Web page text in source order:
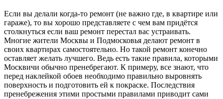
Если вы делали когда-то ремонт (не важно где, в квартире или
гараже), то вы хорошо представляете с чем вам придётся
столкнуться если ваш ремонт перестал вас устраивать.
Многие жители Москвы и Подмосковья делают ремонт в
своих квартирах самостоятельно. Но такой ремонт конечно
оставляет желать лучшего. Ведь есть такие правила, которыми
Москвичи обычно пренебрегают. К примеру, все знают, что
перед наклейкой обоев необходимо правильно выровнять
поверхность и подготовить ей к покраске. Последствия
пренебрежения этими простыми правилами приводит сами